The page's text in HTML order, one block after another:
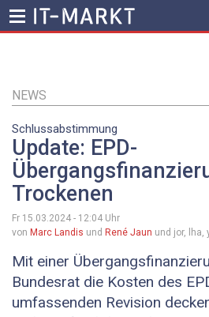
Inhalt
NEWS
Schlussabstimmung
Update: EPD-
Trockenen
Fr 15.03.2024 - 12:04 Uhr
von Marc Landis und René Jaun und jor, lha,
Mit einer
Bundesrat die Kosten des
umfassenden Revision